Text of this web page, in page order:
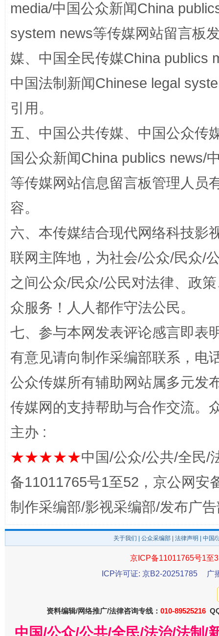
东山县通报“牛蛙产品抗生素超标问题”
千年窑火 生生不息
全民健身五年计划来了！等你上场
media/中国公众新闻China
system news等传媒网站留言板
媒、中国全民传媒China publics
中国法制新闻Chinese legal
引用。
五、中国公共传媒、中国公众传
国公众新闻China publics news/
等传媒网站信息留言板管理人员
容。
六、本传媒结合现代网络科技影
联网主阵地，为社会/公众/民众/
之间公众/民众/公民对法律、政
众服务！人人都作守法公民。
七、参与本网发表评论感言即表
有意见请向制作采编部联系，电
公众传媒所有辅助网站属多元发
传媒网的支持帮助与合作交流。
主办 :
★★★★★中国/公众/公共/全民/
备11011765号1至52，京公网安
制作采编部/影视采编部/发布广
关于我们 公众采编部 法律声明 | 中国
京ICP备11011765号1至
ICP许可证: 京B2-20251785
广
资料编辑/网络推广/法律咨询专线： 010-89525216
中国/公众/公共/全民/法治/法制/